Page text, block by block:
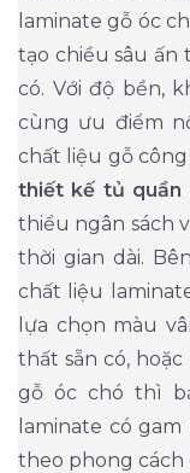
laminate gỗ óc
tạo chiều sâu ấn
có. Với độ bền,
cùng ưu điểm
chất liệu gỗ
thiết kế tủ quần
thiểu ngân sách
thời gian dài.
chất liệu
lựa chọn màu
thất sẵn có,
gỗ óc chó thì
laminate có
theo phong cách